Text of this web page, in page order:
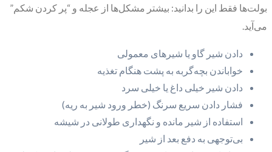
بولت‌ها فقط این را بدانید: بیشتر مشکل‌ها از عجله و “پر کردن شکم”
می‌آید.
دادن شیر گاو یا شیرهای معمولی
خواباندن بچه‌گربه به پشت هنگام تغذیه
دادن شیر خیلی داغ یا خیلی سرد
فشار دادن سریع سرنگ (خطر ورود شیر به ریه)
استفاده از شیر مانده و نگهداری طولانی در شیشه
بی‌توجهی به دفع بعد از شیر